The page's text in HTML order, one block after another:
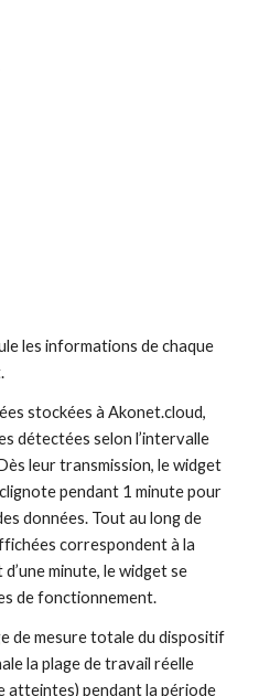
les informations de chaque
stockées à Akonet.cloud,
détectées selon l’intervalle
leur transmission, le widget
pendant 1 minute pour
données. Tout au long de
correspondent à la
minute, le widget se
de fonctionnement.
de mesure totale du dispositif
la plage de travail réelle
atteintes) pendant la période